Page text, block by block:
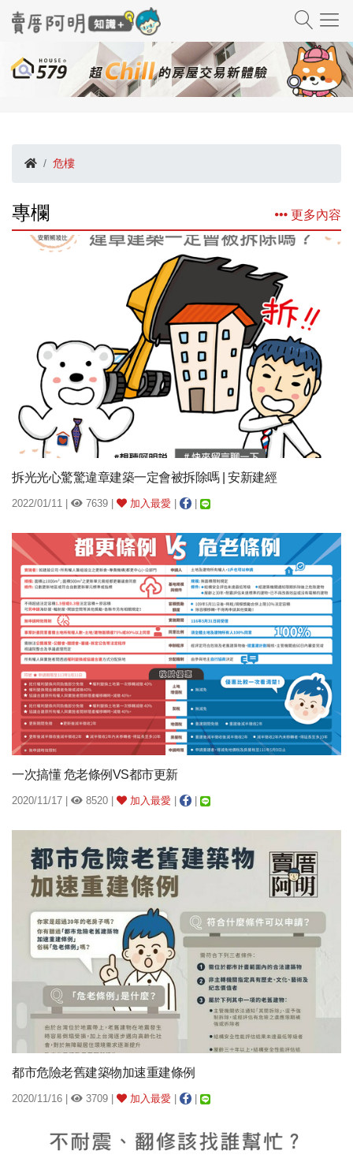
危樓
專欄 更多內容
拆光光心驚驚違章建築一定會被拆除嗎 | 安新建經
2022/01/11 | 7639 | 加入最愛 | |
一次搞懂 危老條例VS都市更新
2020/11/17 | 8520 | 加入最愛
都市危險老舊建築物加速重建條例
2020/11/16 | 3709 | 加入最愛